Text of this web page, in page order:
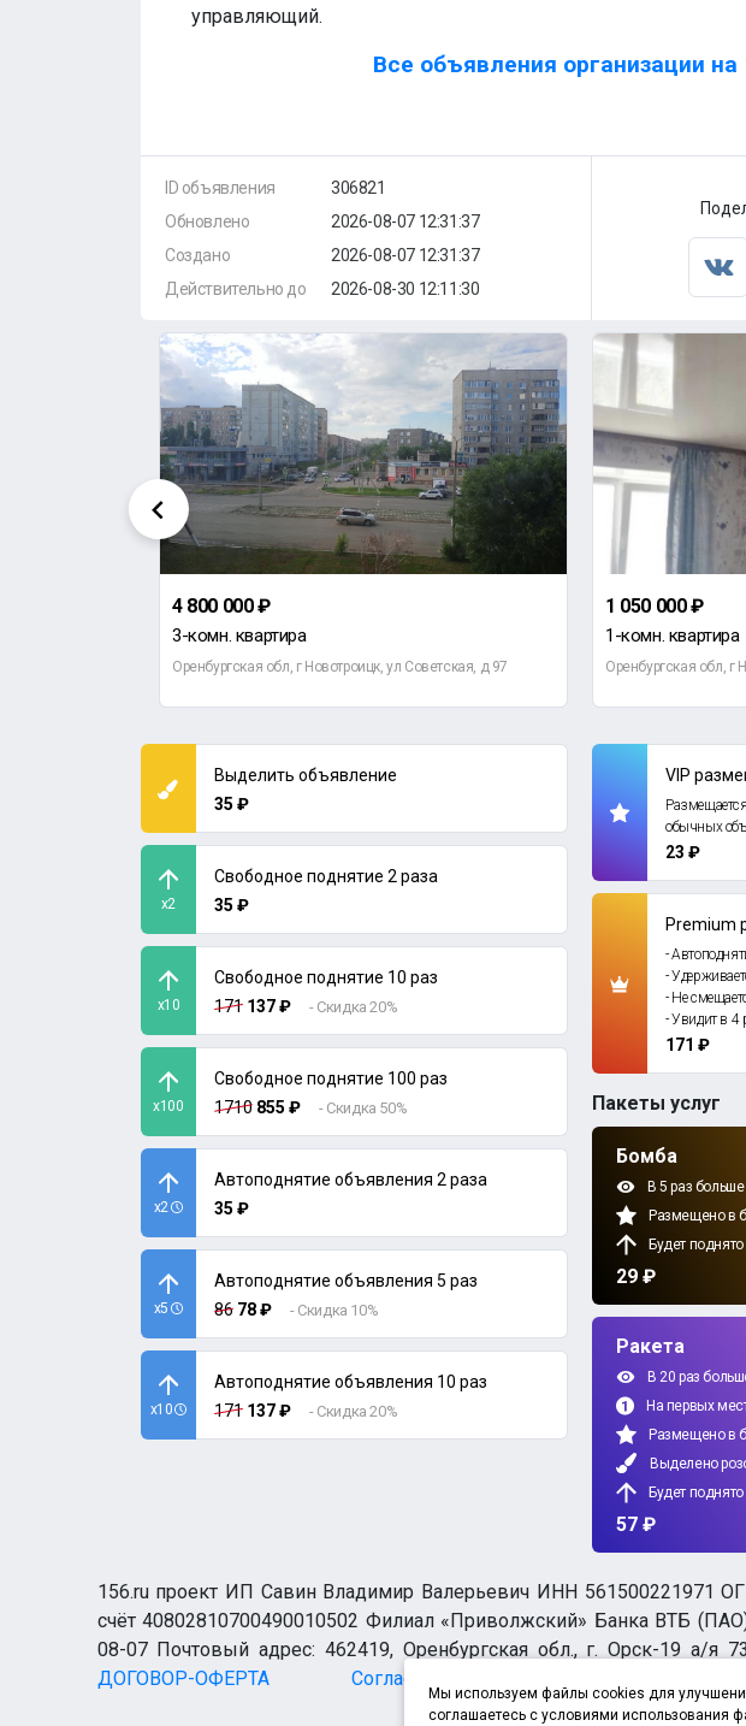
управляющий.
Все объявления организации на
ID объявления
Обновлено
Создано
Действительно до
306821
2026-08-07 12:31:37
2026-08-07 12:31:37
2026-08-30 12:11:30
4 800 000 ₽
3-комн. квартира
Оренбургская обл, г Новотроицк, ул Советская, д 97
1 050 000 ₽
1-комн. квартира
Оренбургская обл, г
Выделить объявление
35 ₽
x2
Свободное поднятие 2 раза
35 ₽
x10
Свободное поднятие 10 раз
171 137 ₽ - Скидка 20%
x100
Свободное поднятие 100 раз
1710 855 ₽ - Скидка 50%
x2
Автоподнятие объявления 2 раза
35 ₽
x5
Автоподнятие объявления 5 раз
86 78 ₽ - Скидка 10%
x10
Автоподнятие объявления 10 раз
171 137 ₽ - Скидка 20%
VIP
обычных
23 ₽
Premium
-
-
- Не
- Увидит в 4
171 ₽
Пакеты услуг
Бомба
В 5 раз
Размещено в
Будет
29 ₽
Ракета
В 20 раз
На первых
Размещено в
Выделено
Будет
57 ₽
156.ru проект ИП Савин Владимир Валерьевич ИНН 561500221971
счёт 40802810700490010502 Филиал «Приволжский» Банка ВТБ
08-07 Почтовый адрес: 462419, Оренбургская обл., г. Орск-19 а/
ДОГОВОР-ОФЕРТА
Согласие на обработку
Мы используем файлы cookies для
соглашаетесь с условиями использования